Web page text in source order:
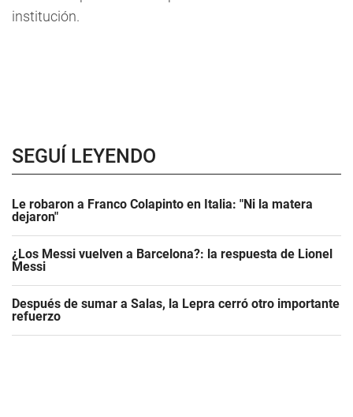
institución.
SEGUÍ LEYENDO
Le robaron a Franco Colapinto en Italia: "Ni la matera
dejaron"
¿Los Messi vuelven a Barcelona?: la respuesta de Lionel
Messi
Después de sumar a Salas, la Lepra cerró otro importante
refuerzo